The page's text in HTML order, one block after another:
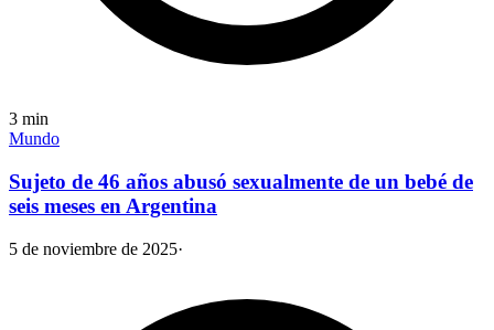
3 min
Mundo
Sujeto de 46 años abusó sexualmente de un bebé de
seis meses en Argentina
5 de noviembre de 2025·